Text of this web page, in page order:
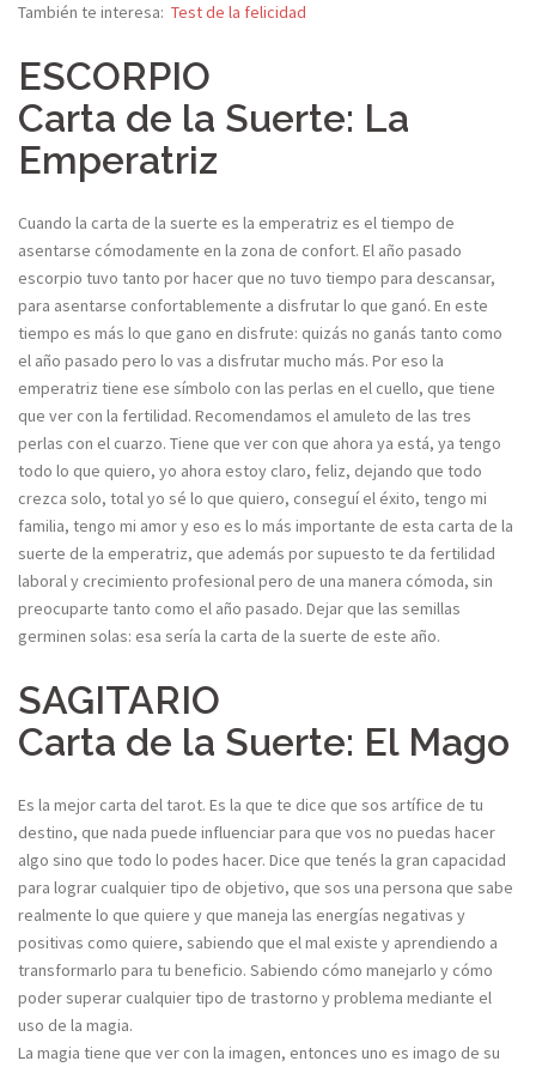
También te interesa: Test de la felicidad
ESCORPIO
Carta de la Suerte: La
Emperatriz
Cuando la carta de la suerte es la emperatriz es el tiempo de
asentarse cómodamente en la zona de confort. El año pasado
escorpio tuvo tanto por hacer que no tuvo tiempo para descansar,
para asentarse confortablemente a disfrutar lo que ganó. En este
tiempo es más lo que gano en disfrute: quizás no ganás tanto como
el año pasado pero lo vas a disfrutar mucho más. Por eso la
emperatriz tiene ese símbolo con las perlas en el cuello, que tiene
que ver con la fertilidad. Recomendamos el amuleto de las tres
perlas con el cuarzo. Tiene que ver con que ahora ya está, ya tengo
todo lo que quiero, yo ahora estoy claro, feliz, dejando que todo
crezca solo, total yo sé lo que quiero, conseguí el éxito, tengo mi
familia, tengo mi amor y eso es lo más importante de esta carta de la
suerte de la emperatriz, que además por supuesto te da fertilidad
laboral y crecimiento profesional pero de una manera cómoda, sin
preocuparte tanto como el año pasado. Dejar que las semillas
germinen solas: esa sería la carta de la suerte de este año.
SAGITARIO
Carta de la Suerte: El Mago
Es la mejor carta del tarot. Es la que te dice que sos artífice de tu
destino, que nada puede influenciar para que vos no puedas hacer
algo sino que todo lo podes hacer. Dice que tenés la gran capacidad
para lograr cualquier tipo de objetivo, que sos una persona que sabe
realmente lo que quiere y que maneja las energías negativas y
positivas como quiere, sabiendo que el mal existe y aprendiendo a
transformarlo para tu beneficio. Sabiendo cómo manejarlo y cómo
poder superar cualquier tipo de trastorno y problema mediante el
uso de la magia.
La magia tiene que ver con la imagen, entonces uno es imago de su